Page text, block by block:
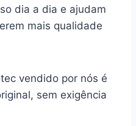
dia a dia e ajudam
mais qualidade
vendido por nós é
sem exigência